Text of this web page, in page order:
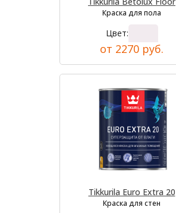
Краска для пола
Цвет:
от 2270 руб.
Tikkurila Euro Extra 20
Краска для стен